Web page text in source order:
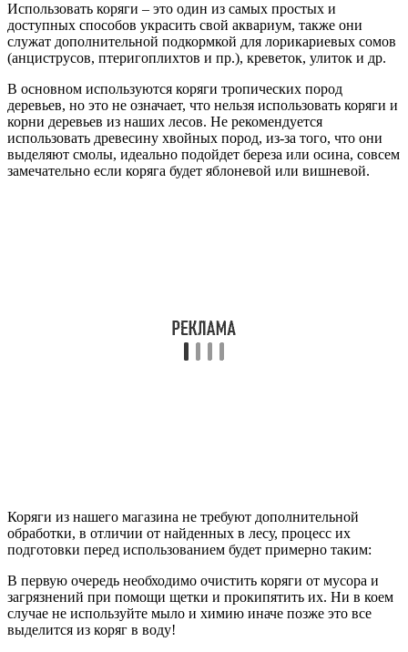
Использовать коряги – это один из самых простых и
доступных способов украсить свой аквариум, также они
служат дополнительной подкормкой для лорикариевых сомов
(анциструсов, птеригоплихтов и пр.), креветок, улиток и др.
В основном используются коряги тропических пород
деревьев, но это не означает, что нельзя использовать коряги и
корни деревьев из наших лесов. Не рекомендуется
использовать древесину хвойных пород, из-за того, что они
выделяют смолы, идеально подойдет береза или осина, совсем
замечательно если коряга будет яблоневой или вишневой.
Коряги из нашего магазина не требуют дополнительной
обработки, в отличии от найденных в лесу, процесс их
подготовки перед использованием будет примерно таким:
В первую очередь необходимо очистить коряги от мусора и
загрязнений при помощи щетки и прокипятить их. Ни в коем
случае не используйте мыло и химию иначе позже это все
выделится из коряг в воду!